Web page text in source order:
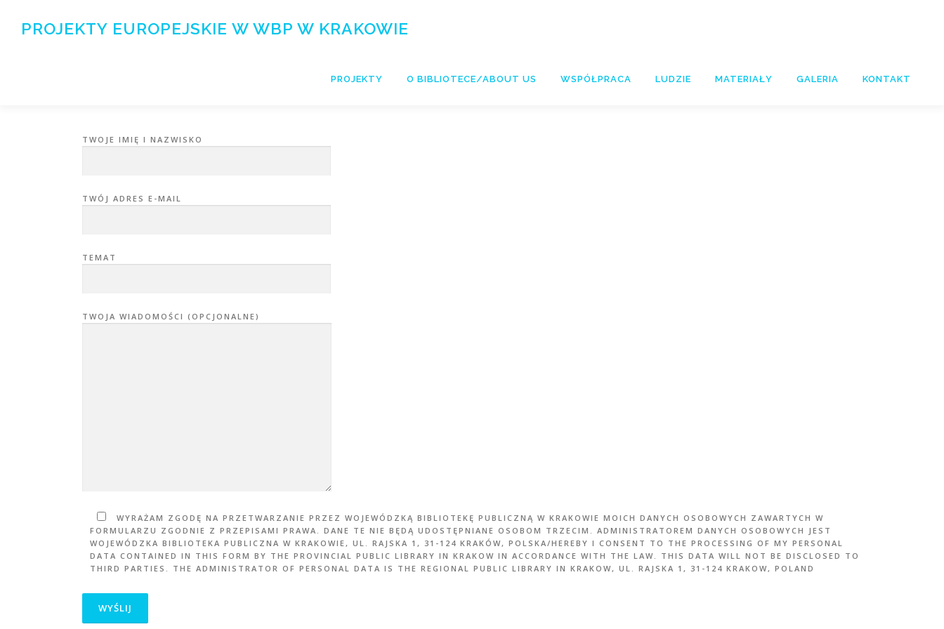
PROJEKTY EUROPEJSKIE W WBP W KRAKOWIE
PROJEKTY O BIBLIOTECE/ABOUT US WSPÓŁPRACA LUDZIE MATERIAŁY GALERIA KONTAKT
TWOJE IMIĘ I NAZWISKO
TWÓJ ADRES E-MAIL
TEMAT
TWOJA WIADOMOŚCI (OPCJONALNE)
WYRAŻAM ZGODĘ NA PRZETWARZANIE PRZEZ WOJEWÓDZKĄ BIBLIOTEKĘ PUBLICZNĄ W KRAKOWIE MOICH DANYCH OSOBOWYCH ZAWARTYCH W
FORMULARZU ZGODNIE Z PRZEPISAMI PRAWA. DANE TE NIE BĘDĄ UDOSTĘPNIANE OSOBOM TRZECIM. ADMINISTRATOREM DANYCH OSOBOWYCH JEST
WOJEWÓDZKA BIBLIOTEKA PUBLICZNA W KRAKOWIE, UL. RAJSKA 1, 31-124 KRAKÓW, POLSKA/HEREBY I CONSENT TO THE PROCESSING OF MY PERSONAL
DATA CONTAINED IN THIS FORM BY THE PROVINCIAL PUBLIC LIBRARY IN KRAKOW IN ACCORDANCE WITH THE LAW. THIS DATA WILL NOT BE DISCLOSED TO
THIRD PARTIES. THE ADMINISTRATOR OF PERSONAL DATA IS THE REGIONAL PUBLIC LIBRARY IN KRAKOW, UL. RAJSKA 1, 31-124 KRAKOW, POLAND